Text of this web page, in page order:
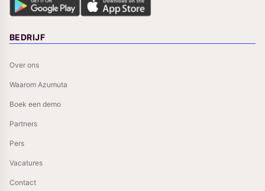
BEDRIJF
Over ons
Waarom Azumuta
Boek een demo
Partners
Pers
Vacatures
Contact